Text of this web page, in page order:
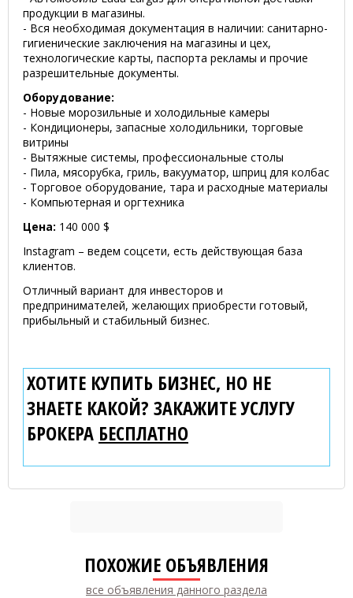
продукции в магазины.
- Вся необходимая документация в наличии: санитарно-
гигиенические заключения на магазины и цех,
технологические карты, паспорта рекламы и прочие
разрешительные документы.
Оборудование:
- Новые морозильные и холодильные камеры
- Кондиционеры, запасные холодильники, торговые
витрины
- Вытяжные системы, профессиональные столы
- Пила, мясорубка, гриль, вакууматор, шприц для колбас
- Торговое оборудование, тара и расходные материалы
- Компьютерная и оргтехника
Цена: 140 000 $
Instagram – ведем соцсети, есть действующая база
клиентов.
Отличный вариант для инвесторов и
предпринимателей, желающих приобрести готовый,
прибыльный и стабильный бизнес.
ХОТИТЕ КУПИТЬ БИЗНЕС, НО НЕ
ЗНАЕТЕ КАКОЙ? ЗАКАЖИТЕ УСЛУГУ
БРОКЕРА БЕСПЛАТНО
ПОХОЖИЕ ОБЪЯВЛЕНИЯ
все объявления данного раздела